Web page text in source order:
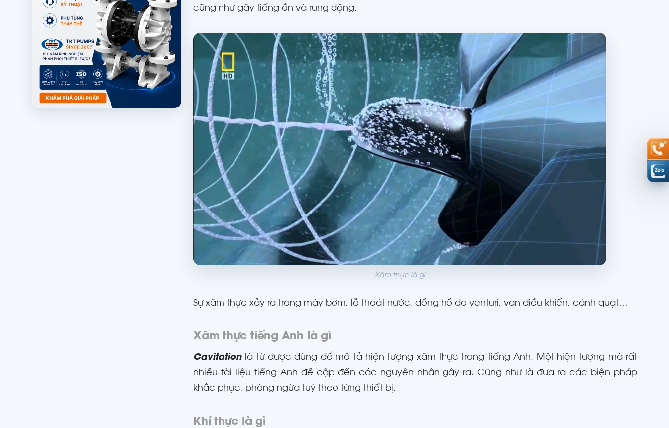
cũng như gây tiếng ồn và rung động.
Xâm thực là gì
Sự xâm thực xảy ra trong máy bơm, lỗ thoát nước, đồng hồ đo venturi, van điều khiển, cánh quạt…
Xâm thực tiếng Anh là gì
Cavitation là từ được dùng để mô tả hiện tượng xâm thực trong tiếng Anh. Một hiện tượng mà rất
nhiều tài liệu tiếng Anh đề cập đến các nguyên nhân gây ra. Cũng như là đưa ra các biện pháp
khắc phục, phòng ngừa tuỳ theo từng thiết bị.
Khí thực là gì